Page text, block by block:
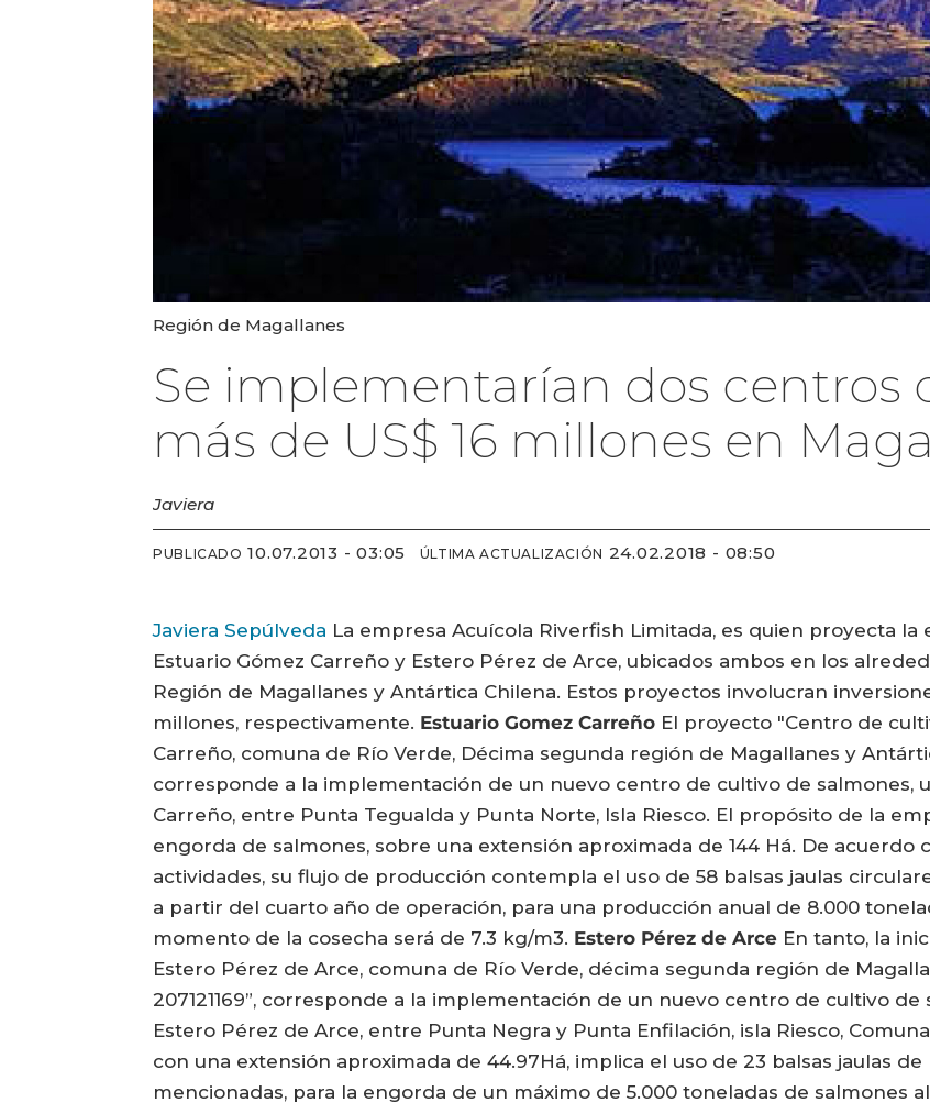
Región de Magallanes
Se implementarían dos centros
más de US$ 16 millones en
Javiera
PUBLICADO 10.07.2013 - 03:05 ÚLTIMA ACTUALIZACIÓN 24.02.2018 - 08:50
Javiera Sepúlveda La empresa Acuícola Riverfish Limitada, es quien proyecta
Estuario Gómez Carreño y Estero Pérez de Arce, ubicados ambos en los
Región de Magallanes y Antártica Chilena. Estos proyectos involucran
millones, respectivamente. Estuario Gomez Carreño El proyecto "Centro de
Carreño, comuna de Río Verde, Décima segunda región de Magallanes y
corresponde a la implementación de un nuevo centro de cultivo de salmones,
Carreño, entre Punta Tegualda y Punta Norte, Isla Riesco. El propósito de la
engorda de salmones, sobre una extensión aproximada de 144 Há. De
actividades, su flujo de producción contempla el uso de 58 balsas jaulas
a partir del cuarto año de operación, para una producción anual de 8.000
momento de la cosecha será de 7.3 kg/m3. Estero Pérez de Arce En tanto, la
Estero Pérez de Arce, comuna de Río Verde, décima segunda región de
207121169”, corresponde a la implementación de un nuevo centro de cultivo
Estero Pérez de Arce, entre Punta Negra y Punta Enfilación, isla Riesco,
con una extensión aproximada de 44.97Há, implica el uso de 23 balsas jaulas
mencionadas, para la engorda de un máximo de 5.000 toneladas de salmones